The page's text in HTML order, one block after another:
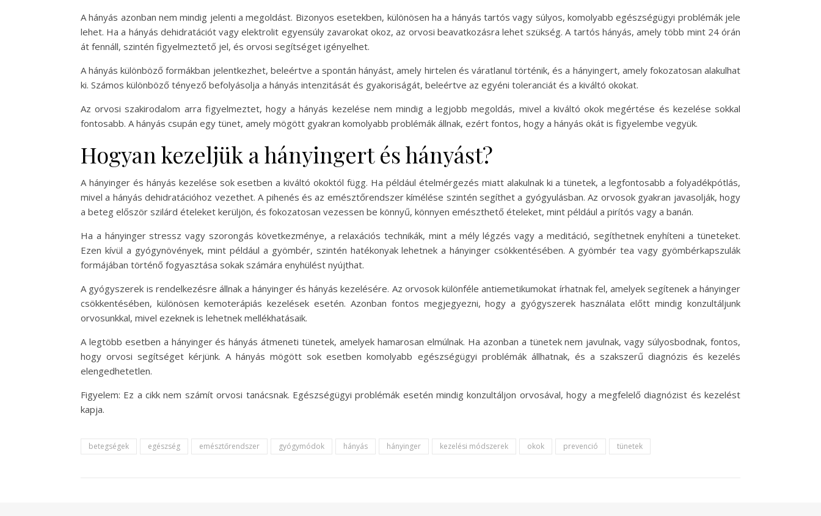
A hányás azonban nem mindig jelenti a megoldást. Bizonyos esetekben, különösen ha a hányás tartós vagy súlyos, komolyabb egészségügyi problémák jele
lehet. Ha a hányás dehidratációt vagy elektrolit egyensúly zavarokat okoz, az orvosi beavatkozásra lehet szükség. A tartós hányás, amely több mint 24 órán
át fennáll, szintén figyelmeztető jel, és orvosi segítséget igényelhet.
A hányás különböző formákban jelentkezhet, beleértve a spontán hányást, amely hirtelen és váratlanul történik, és a hányingert, amely fokozatosan alakulhat
ki. Számos különböző tényező befolyásolja a hányás intenzitását és gyakoriságát, beleértve az egyéni toleranciát és a kiváltó okokat.
Az orvosi szakirodalom arra figyelmeztet, hogy a hányás kezelése nem mindig a legjobb megoldás, mivel a kiváltó okok megértése és kezelése sokkal
fontosabb. A hányás csupán egy tünet, amely mögött gyakran komolyabb problémák állnak, ezért fontos, hogy a hányás okát is figyelembe vegyük.
Hogyan kezeljük a hányingert és hányást?
A hányinger és hányás kezelése sok esetben a kiváltó okoktól függ. Ha például ételmérgezés miatt alakulnak ki a tünetek, a legfontosabb a folyadékpótlás,
mivel a hányás dehidratációhoz vezethet. A pihenés és az emésztőrendszer kímélése szintén segíthet a gyógyulásban. Az orvosok gyakran javasolják, hogy
a beteg először szilárd ételeket kerüljön, és fokozatosan vezessen be könnyű, könnyen emészthető ételeket, mint például a pirítós vagy a banán.
Ha a hányinger stressz vagy szorongás következménye, a relaxációs technikák, mint a mély légzés vagy a meditáció, segíthetnek enyhíteni a tüneteket.
Ezen kívül a gyógynövények, mint például a gyömbér, szintén hatékonyak lehetnek a hányinger csökkentésében. A gyömbér tea vagy gyömbérkapszulák
formájában történő fogyasztása sokak számára enyhülést nyújthat.
A gyógyszerek is rendelkezésre állnak a hányinger és hányás kezelésére. Az orvosok különféle antiemetikumokat írhatnak fel, amelyek segítenek a hányinger
csökkentésében, különösen kemoterápiás kezelések esetén. Azonban fontos megjegyezni, hogy a gyógyszerek használata előtt mindig konzultáljunk
orvosunkkal, mivel ezeknek is lehetnek mellékhatásaik.
A legtöbb esetben a hányinger és hányás átmeneti tünetek, amelyek hamarosan elmúlnak. Ha azonban a tünetek nem javulnak, vagy súlyosbodnak, fontos,
hogy orvosi segítséget kérjünk. A hányás mögött sok esetben komolyabb egészségügyi problémák állhatnak, és a szakszerű diagnózis és kezelés
elengedhetetlen.
Figyelem: Ez a cikk nem számít orvosi tanácsnak. Egészségügyi problémák esetén mindig konzultáljon orvosával, hogy a megfelelő diagnózist és kezelést
kapja.
betegségek egészség emésztőrendszer gyógymódok hányás hányinger kezelési módszerek okok prevenció tünetek